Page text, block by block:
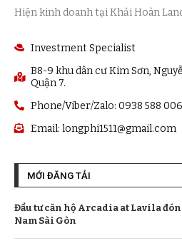
Hiện kinh doanh tại Khải Hoàn
Investment Specialist
B8-9 khu dân cư Kim Sơn,
Quận 7.
Phone/Viber/Zalo: 0938 588 006
Email: longphi1511@gmail.com
MỚI ĐĂNG TẢI
Đầu tư căn hộ Arcadia at Lavila
Nam Sài Gòn